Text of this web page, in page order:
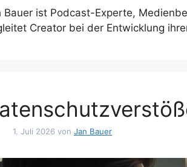
Bauer ist Podcast-Experte,
Creator bei der Entwicklung
1. Juli 2026 von Jan Bauer